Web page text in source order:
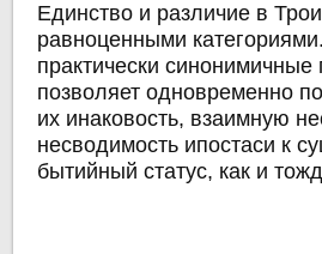
Единство и различие в
равноценными
практически
позволяет одновременно
их инаковость, взаимную
несводимость ипостаси к
бытийный статус, как и